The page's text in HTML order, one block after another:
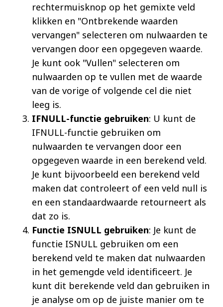
rechtermuisknop op het gemixte veld
klikken en "Ontbrekende waarden
vervangen" selecteren om nulwaarden te
vervangen door een opgegeven waarde.
Je kunt ook "Vullen" selecteren om
nulwaarden op te vullen met de waarde
van de vorige of volgende cel die niet
leeg is.
IFNULL-functie gebruiken: U kunt de
IFNULL-functie gebruiken om
nulwaarden te vervangen door een
opgegeven waarde in een berekend veld.
Je kunt bijvoorbeeld een berekend veld
maken dat controleert of een veld null is
en een standaardwaarde retourneert als
dat zo is.
Functie ISNULL gebruiken: Je kunt de
functie ISNULL gebruiken om een
berekend veld te maken dat nulwaarden
in het gemengde veld identificeert. Je
kunt dit berekende veld dan gebruiken in
je analyse om op de juiste manier om te